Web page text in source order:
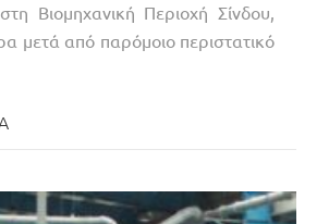
Βιομηχανική Περιοχή Σίνδου,
μετά από παρόμοιο περιστατικό